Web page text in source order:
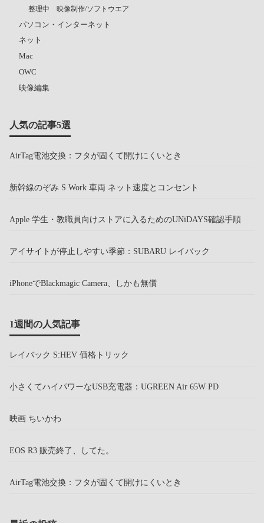
整理中 映像制作/ソフトウエア
パソコン・インターネット
ネット
Mac
OWC
映像編集
人気の記事5選
AirTag電池交換：フタが固くて開けにくいとき
新幹線のぞみ S Work 車両 ネット速度とコンセント
Apple 学生・教職員向けストアに入るためのUNiDAYS確認手順
アイサイトが停止しやすい季節：SUBARU レイバック
iPhoneでBlackmagic Camera、しかも無償
1週間の人気記事
レイバック S:HEV 価格トリック
小さくてハイパワーなUSB充電器：UGREEN Air 65W PD
映画 ちいかわ
EOS R3 販売終了、してた。
AirTag電池交換：フタが固くて開けにくいとき